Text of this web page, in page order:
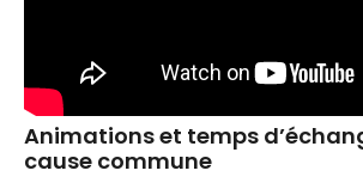
Animations et temps
cause commune